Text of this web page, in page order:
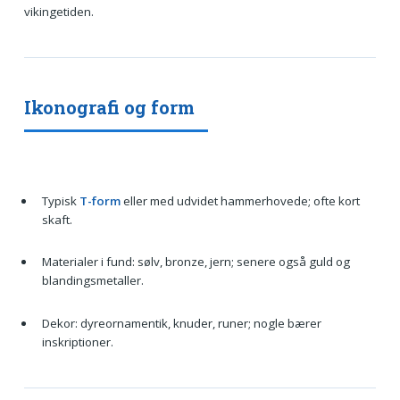
vikingetiden.
Ikonografi og form
Typisk T-formeller med udvidet hammerhovede; ofte kort
skaft.
Materialer i fund: sølv, bronze, jern; senere også guld og
blandingsmetaller.
Dekor: dyreornamentik, knuder, runer; nogle bærer
inskriptioner.